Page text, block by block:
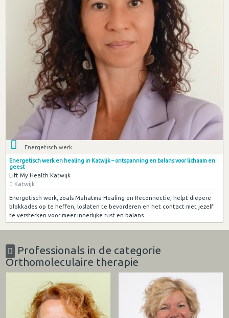
Energetisch werk
Energetisch werk en healing in Katwijk – ontspanning en balans voor lichaam en
geest
Lift My Health Katwijk
Katwijk
Energetisch werk, zoals Mahatma Healing en Reconnectie, helpt diepere
blokkades op te heffen, loslaten te bevorderen en het contact met jezelf
te versterken voor meer innerlijke rust en balans.
Professionals in de categorie
Orthomoleculaire therapie